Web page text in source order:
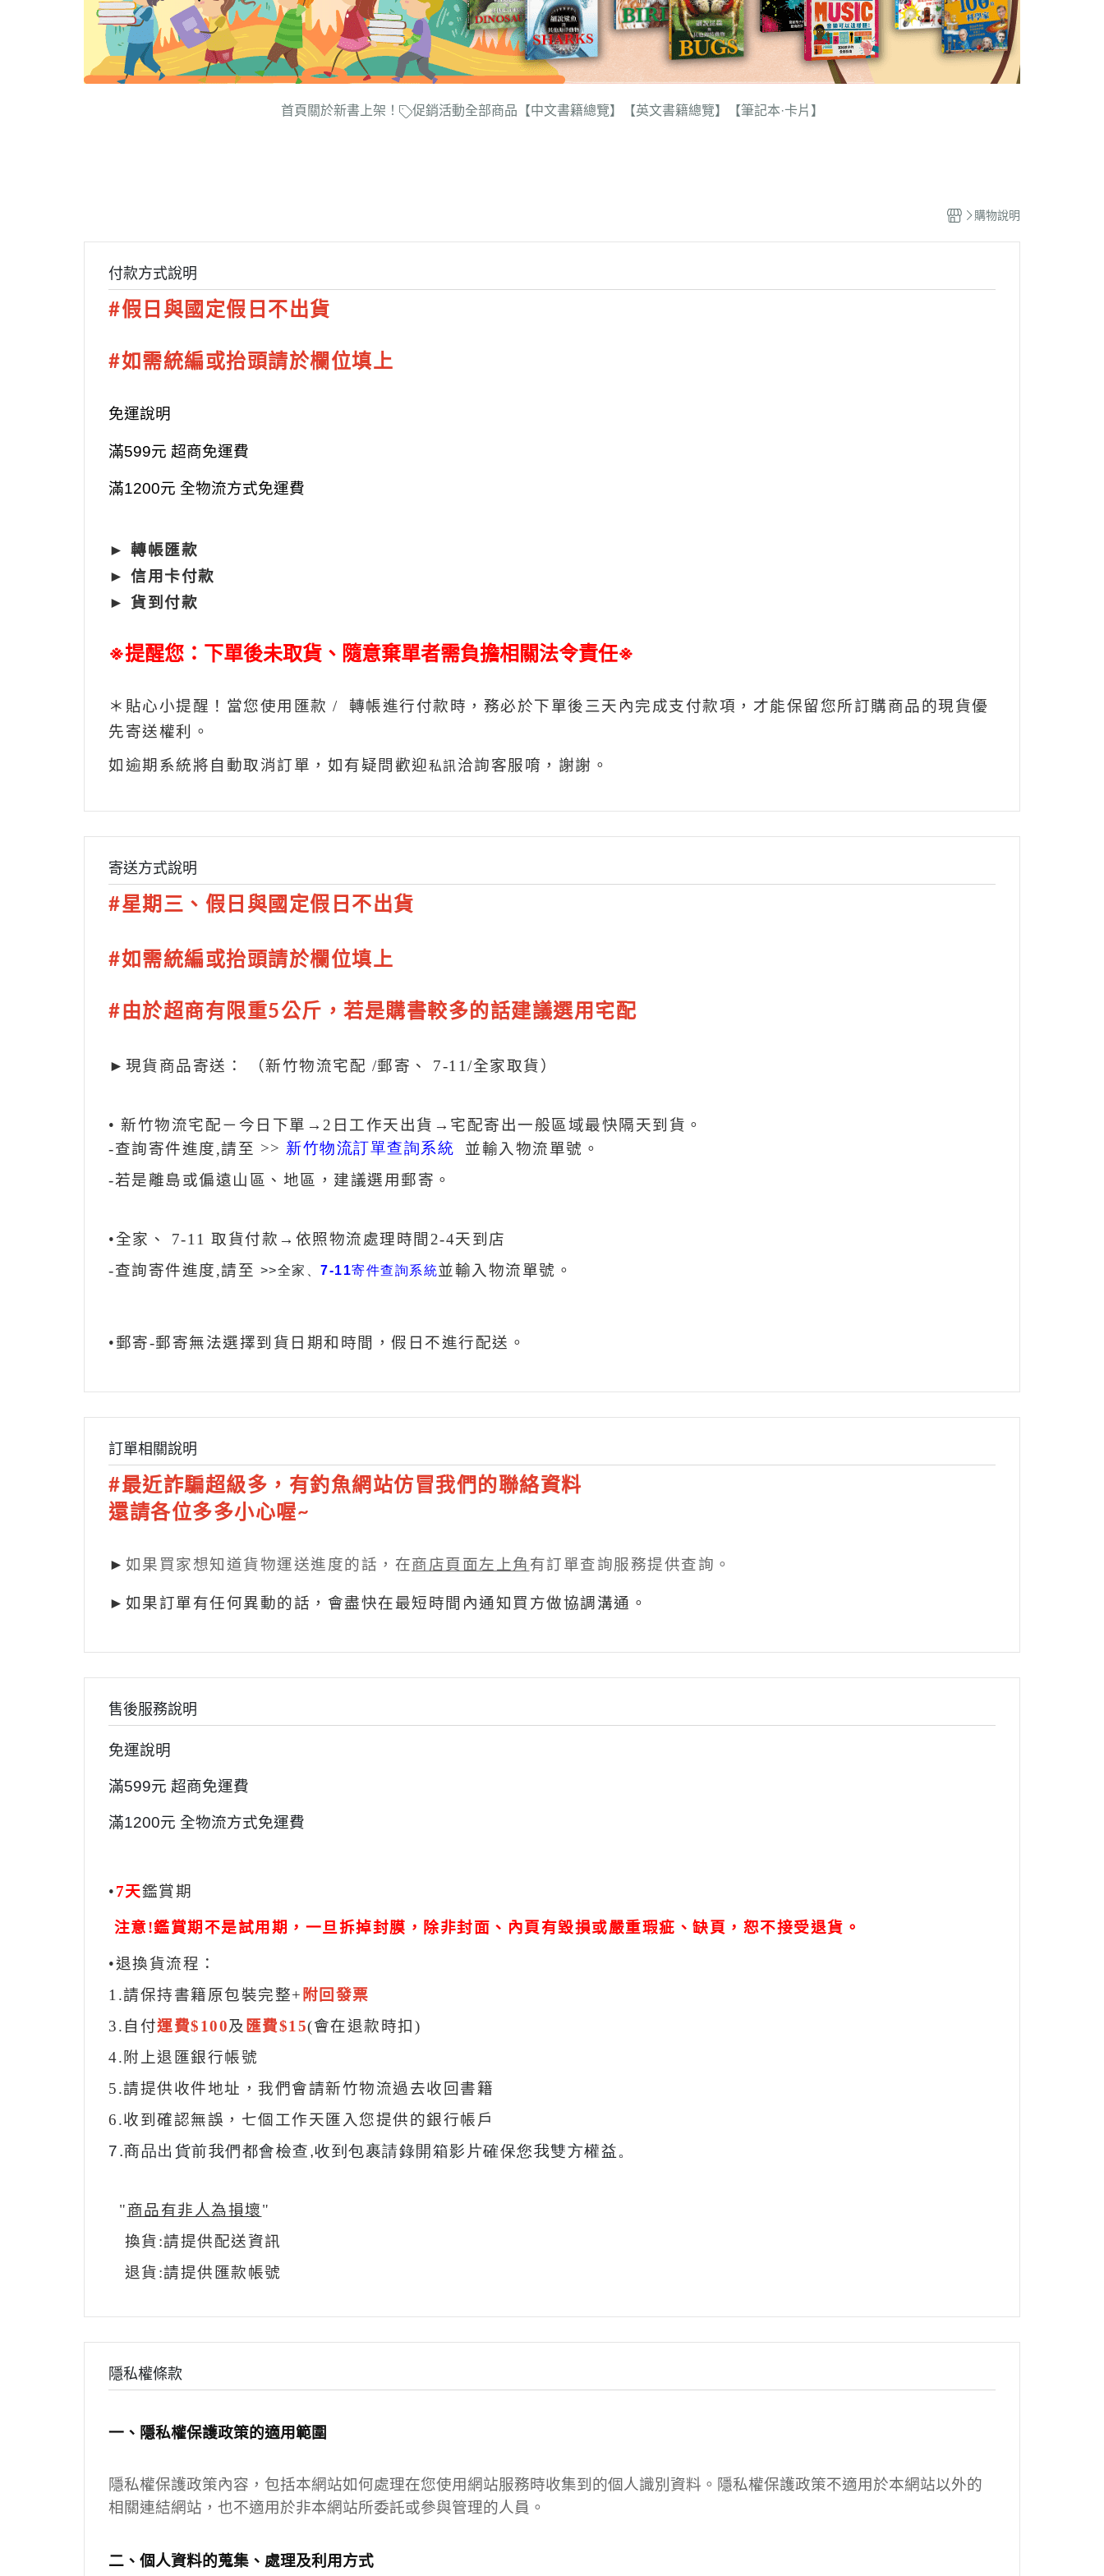
首頁 關於新書上架！ 促銷活動全部商品 【中文書籍總覽】 【英文書籍總覽】 【筆記本·卡片】
購物說明
付款方式說明
#假日與國定假日不出貨
#如需統編或抬頭請於欄位填上
免運說明
滿599元 超商免運費
滿1200元 全物流方式免運費
► 轉帳匯款
► 信用卡付款
► 貨到付款
※提醒您：下單後未取貨、隨意棄單者需負擔相關法令責任※
＊貼心小提醒！當您使用 匯款 / 轉帳進行付款時，務必於下單後三天內完成支付款項，才能保留您所訂購商品的現貨優
先寄送權利。
如逾期系統將自動取消訂單， 如有疑問歡迎私訊洽詢客服唷，謝謝。
寄送方式說明
#星期三、假日與國定假日不出貨
#如需統編或抬頭請於欄位填上
#由於超商有限重5公斤，若是購書較多的話建議選用宅配
►現貨商品寄送： （新竹物流宅配 /郵寄 、 7-11/全家取貨 ）
• 新竹物流宅配－今日下單→2日工作天出貨→宅配寄出一般區域最快隔天到貨。
‐查詢寄件進度,請至 >> 新竹物流訂單查詢系統
並輸入物流單號。
-若是離島或偏遠山區、地區，建議選用郵寄。
•全家、 7-11 取貨付款→依照物流處理時間2-4天到店
‐查詢寄件進度,請至 >>全家、 7-11寄件查詢系統並輸入物流單號。
•郵寄-郵寄無法選擇到貨日期和時間，假日不進行配送。
訂單相關說明
#最近詐騙超級多，有釣魚網站仿冒我們的聯絡資料
還請各位多多小心喔~
► 如果買家想知道貨物運送進度的話，在 商店頁面左上角 有訂單查詢服務提供查詢。
►如果訂單有任何異動的話，會盡快在最短時間內通知買方做協調溝通。
售後服務說明
免運說明
滿599元 超商免運費
滿1200元 全物流方式免運費
•7天鑑賞期
注意!鑑賞期不是試用期，一旦拆掉封膜，除非封面、內頁有毀損或嚴重瑕疵、缺頁，恕不接受退貨。
•退換貨流程：
1.請保持書籍原包裝完整+ 附回發票
3.自付運費$100及 匯費$15(會在退款時扣)
4.附上退匯銀行帳號
5.請提供收件地址，我們會請新竹物流過去收回書籍
6.收到確認無誤，七個工作天匯入您提供的銀行帳戶
7.商品出貨前我們都會檢查,收到包裹請錄開箱影片確保您我雙方權益。
"商品有非人為損壞"
換貨:請提供配送資訊
退貨:請提供匯款帳號
隱私權條款
一、隱私權保護政策的適用範圍
隱私權保護政策內容，包括本網站如何處理在您使用網站服務時收集到的個人識別資料。隱私權保護政策不適用於本網站以外的
相關連結網站，也不適用於非本網站所委託或參與管理的人員。
二、個人資料的蒐集、處理及利用方式